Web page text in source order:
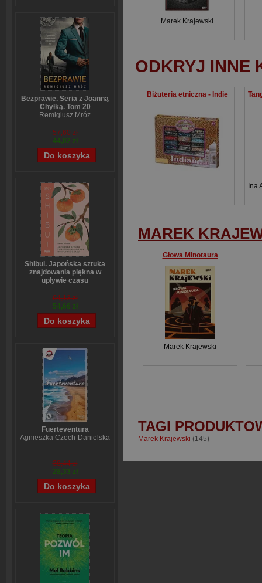
Bezprawie. Seria z Joanną
Chyłką. Tom 20
Remigiusz Mróz
57,60 zł
44,02 zł
Shibui. Japońska sztuka
znajdowania piękna w
upływie czasu
64,13 zł
54,66 zł
Fuerteventura
Agnieszka Czech-Danielska
38,44 zł
28,33 zł
Marek Krajewski
ODKRYJ INNE
Biżuteria etniczna - Indie
Ina
MAREK
Głowa Minotaura
Marek Krajewski
TAGI
Marek Krajewski (145)